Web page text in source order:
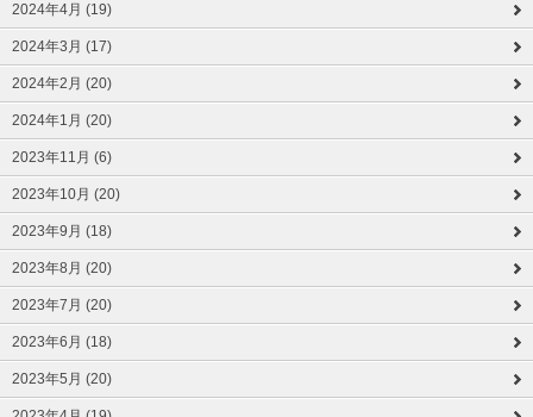
2024年4月 (19)
2024年3月 (17)
2024年2月 (20)
2024年1月 (20)
2023年11月 (6)
2023年10月 (20)
2023年9月 (18)
2023年8月 (20)
2023年7月 (20)
2023年6月 (18)
2023年5月 (20)